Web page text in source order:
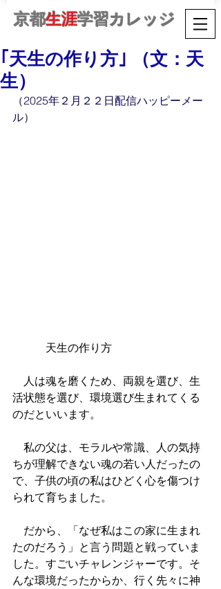
京都生涯学習カレッジ
｢天生の作り方｣ （文：天
生）
（2025年２月２２日配信ハッピーメー
ル）
天生の作り方
人は魂を磨くため、両親を選び、生
活状態を選び、環境選び生まれてくる
のだといいます。
私の父は、モラルや常識、人の気持
ちが理解できない魂の若い人だったの
で、子供の頃の私はひどく心を傷つけ
られて育ちました。
だから、「なぜ私はこの家に生まれ
たのだろう」と言う問題と戦っていま
した。すごいチャレンジャーです。そ
んな環境だったからか、行く先々に神